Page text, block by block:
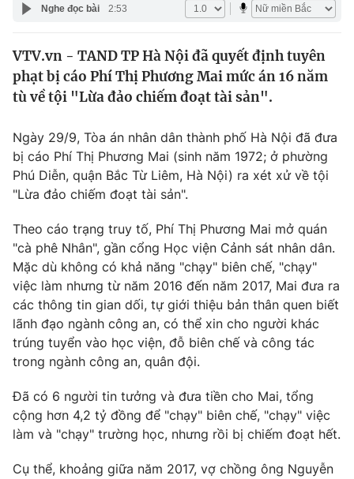
Thế giới
Thế giới đó đây
Câu chuyện quốc tế
Kinh tế
Tài chính
Thị trường
Góc doanh nghiệp
Dữ liệu và đời sống
Truyền hình
Phim VTV
Hậu trường
Nhân vật
Khán giả
Giải trí
Điện ảnh
Âm nhạc
Sao
Đời sống
Du lịch
Chất lượng cuộc sống
Giáo dục
Tuyển sinh
Học trực tuyến
Công nghệ
Hitech Công nghệ tương lai
Sản phẩm
Giáo dục
Nghe đọc bài 2:53
VTV.vn - TAND TP Hà Nội đã quyết định tuyên
phạt bị cáo Phí Thị Phương Mai mức án 16 năm
tù về tội "Lừa đảo chiếm đoạt tài sản".
Ngày 29/9, Tòa án nhân dân thành phố Hà Nội đã đưa
bị cáo Phí Thị Phương Mai (sinh năm 1972; ở phường
Phú Diễn, quận Bắc Từ Liêm, Hà Nội) ra xét xử về tội
"Lừa đảo chiếm đoạt tài sản".
Theo cáo trạng truy tố, Phí Thị Phương Mai mở quán
"cà phê Nhân", gần cổng Học viện Cảnh sát nhân dân.
Mặc dù không có khả năng "chạy" biên chế, "chạy"
việc làm nhưng từ năm 2016 đến năm 2017, Mai đưa ra
các thông tin gian dối, tự giới thiệu bản thân quen biết
lãnh đạo ngành công an, có thể xin cho người khác
trúng tuyển vào học viện, đỗ biên chế và công tác
trong ngành công an, quân đội.
Đã có 6 người tin tưởng và đưa tiền cho Mai, tổng
cộng hơn 4,2 tỷ đồng để "chạy" biên chế, "chạy" việc
làm và "chạy" trường học, nhưng rồi bị chiếm đoạt hết.
Cụ thể, khoảng giữa năm 2017, vợ chồng ông Nguyễn